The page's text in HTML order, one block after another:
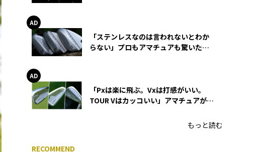
「ステンレスなのは言われないとわか
らない」プロもアマチュアも驚いた
「Pxは楽に飛ぶ。Vxは打感がいい。
TOUR Vはカッコいい」アマチュアが選
もっと読む